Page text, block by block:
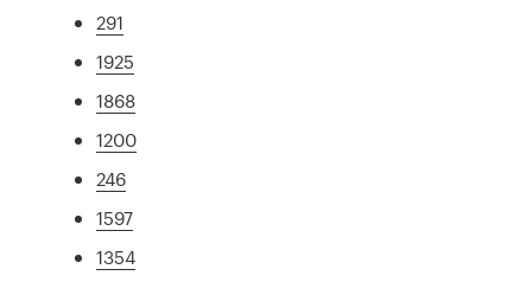
291
1925
1868
1200
246
1597
1354